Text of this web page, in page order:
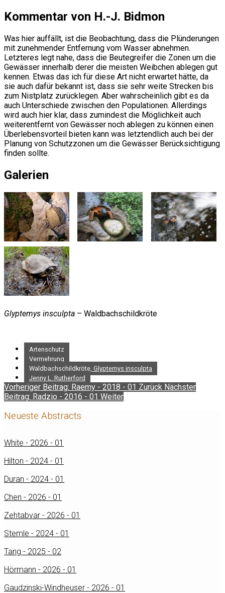
Kommentar von H.-J. Bidmon
Was hier auffällt, ist die Beobachtung, dass die Plünderungen
mit zunehmender Entfernung vom Wasser abnehmen.
Letzteres legt nahe, dass die Beutegreifer die Zonen um die
Gewässer innerhalb derer die meisten Weibchen ablegen gut
kennen. Etwas das ich für diese Art nicht erwartet hätte, da
sie auch dafür bekannt ist, dass sie sehr weite Strecken bis
zum Nistplatz zurücklegen. Aber wahrscheinlich gibt es da
auch Unterschiede zwischen den Populationen. Allerdings
wird auch hier klar, dass zumindest die Möglichkeit auch
weiterentfernt von Gewässer noch ablegen zu können einen
Überlebensvorteil bieten kann was letztendlich auch bei der
Planung von Schutzzonen um die Gewässer Berücksichtigung
finden sollte.
Galerien
Glyptemys insculpta – Waldbachschildkröte
Artenschutz
Vermehrung
Waldbachschildkröte, Glyptemys insculpta
Jenny L. Rutherford
Vorheriger Beitrag: Raemy - 2018 - 01 Zurück Nächster
Beitrag: Radzio - 2016 - 01 Weiter
Neueste Abstracts
White - 2026 - 01
Hilton - 2024 - 01
Duran - 2024 - 01
Chen - 2026 - 01
Zehtabvar - 2026 - 01
Stemle - 2024 - 01
Tang - 2025 - 02
Hörmann - 2026 - 01
Gaudzinski-Windheuser - 2026 - 01